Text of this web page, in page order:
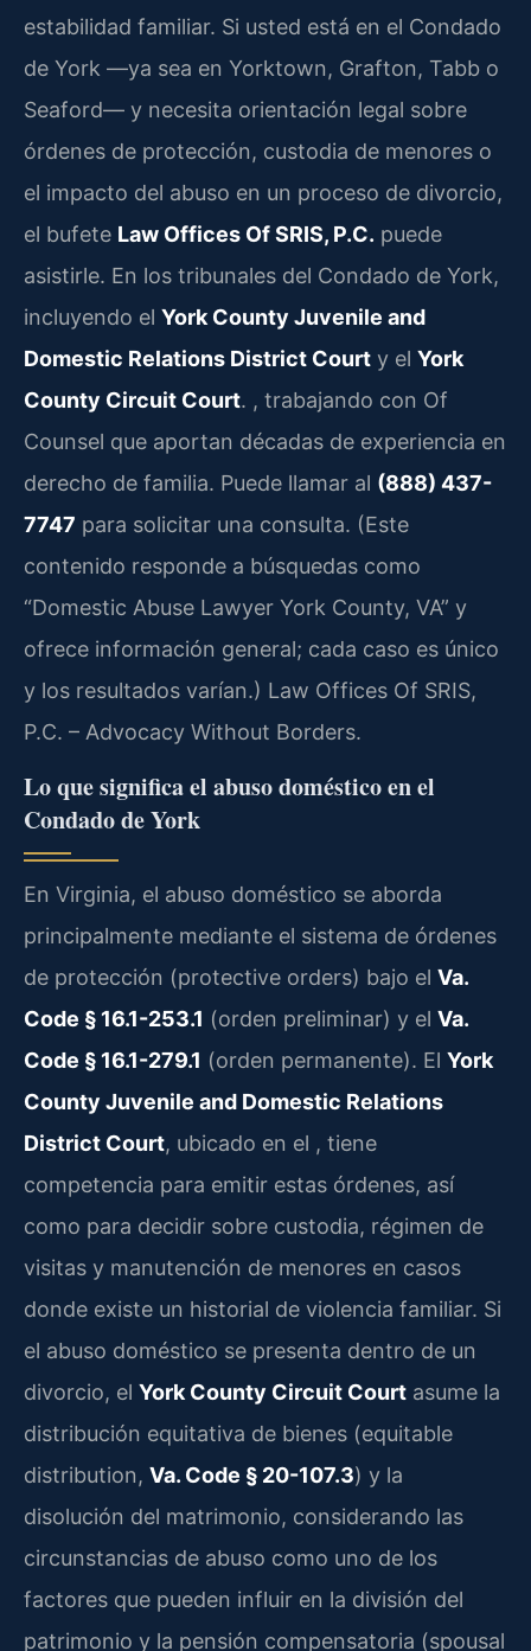
estabilidad familiar. Si usted está en el Condado
de York —ya sea en Yorktown, Grafton, Tabb o
Seaford— y necesita orientación legal sobre
órdenes de protección, custodia de menores o
el impacto del abuso en un proceso de divorcio,
el bufete Law Offices Of SRIS, P.C. puede
asistirle. En los tribunales del Condado de York,
incluyendo el York County Juvenile and
Domestic Relations District Court y el York
County Circuit Court. , trabajando con Of
Counsel que aportan décadas de experiencia en
derecho de familia. Puede llamar al (888) 437-
7747 para solicitar una consulta. (Este
contenido responde a búsquedas como
“Domestic Abuse Lawyer York County, VA” y
ofrece información general; cada caso es único
y los resultados varían.) Law Offices Of SRIS,
P.C. – Advocacy Without Borders.
Lo que significa el abuso doméstico en el
Condado de York
En Virginia, el abuso doméstico se aborda
principalmente mediante el sistema de órdenes
de protección (protective orders) bajo el Va.
Code § 16.1-253.1 (orden preliminar) y el Va.
Code § 16.1-279.1 (orden permanente). El York
County Juvenile and Domestic Relations
District Court, ubicado en el , tiene
competencia para emitir estas órdenes, así
como para decidir sobre custodia, régimen de
visitas y manutención de menores en casos
donde existe un historial de violencia familiar. Si
el abuso doméstico se presenta dentro de un
divorcio, el York County Circuit Court asume la
distribución equitativa de bienes (equitable
distribution, Va. Code § 20-107.3) y la
disolución del matrimonio, considerando las
circunstancias de abuso como uno de los
factores que pueden influir en la división del
patrimonio y la pensión compensatoria (spousal